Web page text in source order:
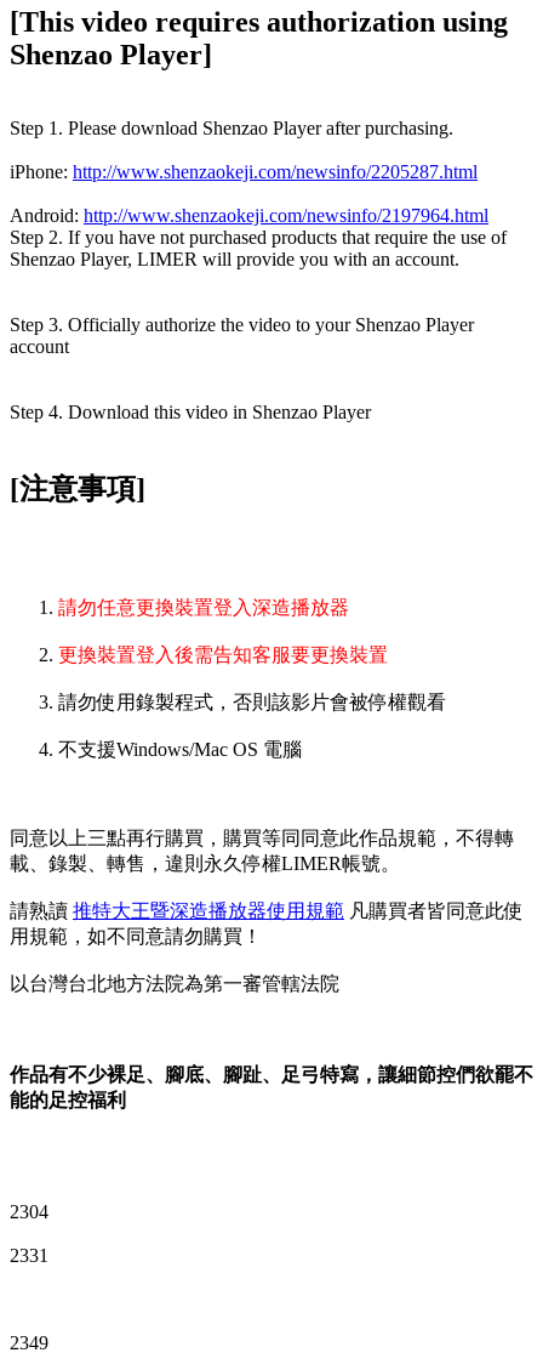
[This video requires authorization using
Shenzao Player]
Step 1. Please download Shenzao Player after purchasing.
iPhone: http://www.shenzaokeji.com/newsinfo/2205287.html
Android: http://www.shenzaokeji.com/newsinfo/2197964.html
Step 2. If you have not purchased products that require the use of
Shenzao Player, LIMER will provide you with an account.
Step 3. Officially authorize the video to your Shenzao Player
account
Step 4. Download this video in Shenzao Player
[注意事項]
請勿任意更換裝置登入深造播放器
更換裝置登入後需告知客服要更換裝置
請勿使用錄製程式，否則該影片會被停權觀看
不支援Windows/Mac OS 電腦
同意以上三點再行購買，購買等同同意此作品規範，不得轉
載、錄製、轉售，違則永久停權LIMER帳號。
請熟讀 推特大王暨深造播放器使用規範 凡購買者皆同意此使
用規範，如不同意請勿購買！
以台灣台北地方法院為第一審管轄法院
作品有不少裸足、腳底、腳趾、足弓特寫，讓細節控們欲罷不
能的足控福利
2304
2331
2349